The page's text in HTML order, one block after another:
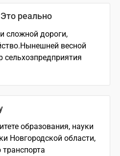
реально
сложной дороги,
весной
сельхозпредприятия
образования, науки
Новгородской области,